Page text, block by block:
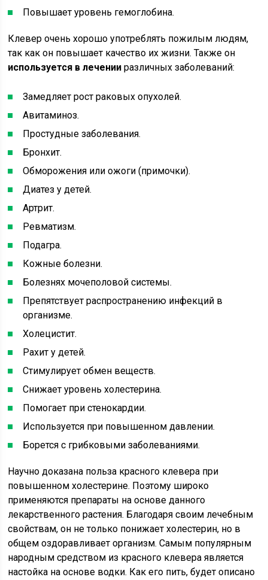
Повышает уровень гемоглобина.
Клевер очень хорошо употреблять пожилым людям,
так как он повышает качество их жизни. Также он
используется в лечении различных заболеваний:
Замедляет рост раковых опухолей.
Авитаминоз.
Простудные заболевания.
Бронхит.
Обморожения или ожоги (примочки).
Диатез у детей.
Артрит.
Ревматизм.
Подагра.
Кожные болезни.
Болезнях мочеполовой системы.
Препятствует распространению инфекций в
организме.
Холецистит.
Рахит у детей.
Стимулирует обмен веществ.
Снижает уровень холестерина.
Помогает при стенокардии.
Используется при повышенном давлении.
Борется с грибковыми заболеваниями.
Научно доказана польза красного клевера при
повышенном холестерине. Поэтому широко
применяются препараты на основе данного
лекарственного растения. Благодаря своим лечебным
свойствам, он не только понижает холестерин, но в
общем оздоравливает организм. Самым популярным
народным средством из красного клевера является
настойка на основе водки. Как его пить, будет описано